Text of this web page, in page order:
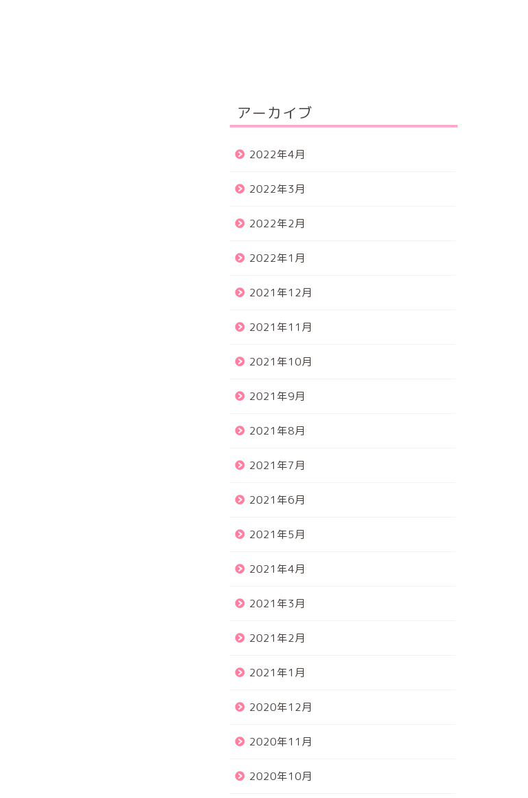
アーカイブ
2022年4月
2022年3月
2022年2月
2022年1月
2021年12月
2021年11月
2021年10月
2021年9月
2021年8月
2021年7月
2021年6月
2021年5月
2021年4月
2021年3月
2021年2月
2021年1月
2020年12月
2020年11月
2020年10月